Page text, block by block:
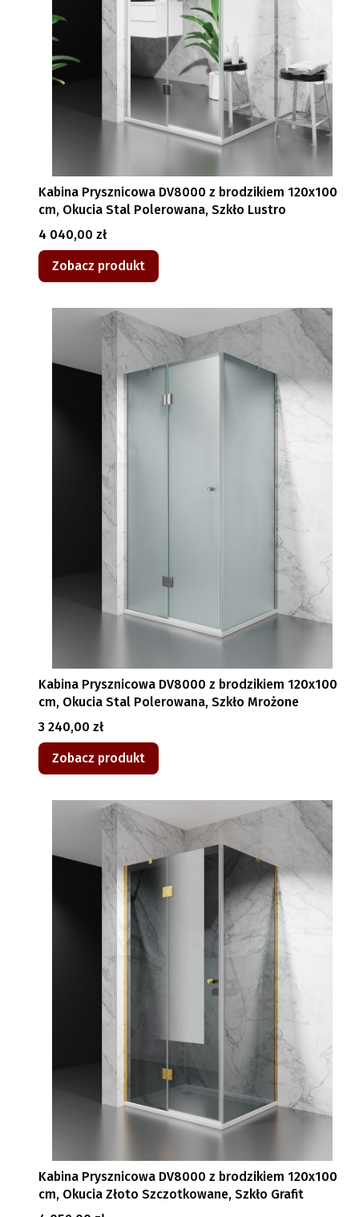
Kabina Prysznicowa DV8000 z brodzikiem 120x100
cm, Okucia Stal Polerowana, Szkło Lustro
Cena
4 040,00 zł
Zobacz produkt
Kabina Prysznicowa DV8000 z brodzikiem 120x100
cm, Okucia Stal Polerowana, Szkło Mrożone
Cena
3 240,00 zł
Zobacz produkt
Kabina Prysznicowa DV8000 z brodzikiem 120x100
cm, Okucia Złoto Szczotkowane, Szkło Grafit